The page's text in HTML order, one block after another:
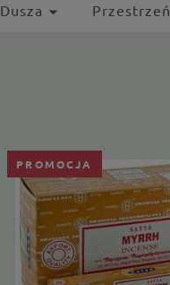
Dusza Przestrzeń
PROMOCJA